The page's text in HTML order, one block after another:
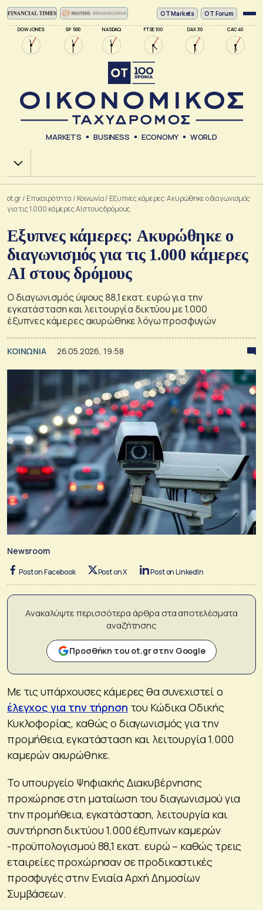
DOW JONES SP 500 NASDAQ FTSE 100 DAX 30 CAC 40
ΟΤ Markets OT Forum
MARKETS BUSINESS ECONOMY WORLD
Χ.Α.
ot.gr/ Επικαιρότητα / Κοινωνία/ Εξυπνες κάμερες: Ακυρώθηκε ο διαγωνισμός
για τις 1.000 κάμερες ΑΙ στους δρόμους
Εξυπνες κάμερες: Ακυρώθηκε ο
διαγωνισμός για τις 1.000 κάμερες
ΑΙ στους δρόμους
Ο διαγωνισμός ύψους 88,1 εκατ. ευρώ για την
εγκατάσταση και λειτουργία δικτύου με 1.000
έξυπνες κάμερες ακυρώθηκε λόγω προσφυγών
ΚΟΙΝΩΝΙΑ 26.05.2026, 19:58
Newsroom
Post on Facebook Post on X Post on LinkedIn
Ανακαλύψτε περισσότερα άρθρα στα αποτελέσματα
αναζήτησης
Προσθήκη του ot.gr στην Google
Με τις υπάρχουσες κάμερες θα συνεχιστεί ο
έλεγχος για την τήρηση του Κώδικα Οδικής
Κυκλοφορίας, καθώς ο διαγωνισμός για την
προμήθεια, εγκατάσταση και λειτουργία 1.000
καμερών ακυρώθηκε.
Το υπουργείο Ψηφιακής Διακυβέρνησης
προχώρησε στη ματαίωση του διαγωνισμού για
την προμήθεια, εγκατάσταση, λειτουργία και
συντήρηση δικτύου 1.000 έξυπνων καμερών
-προϋπολογισμού 88,1 εκατ. ευρώ – καθώς τρεις
εταιρείες προχώρησαν σε προδικαστικές
προσφυγές στην Ενιαία Αρχή Δημοσίων
Συμβάσεων.